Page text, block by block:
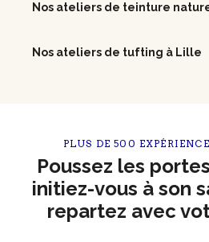
Nos ateliers de teinture
Nos ateliers de tufting à Lille
PLUS DE 500
Poussez les
initiez-vous à son
repartez avec